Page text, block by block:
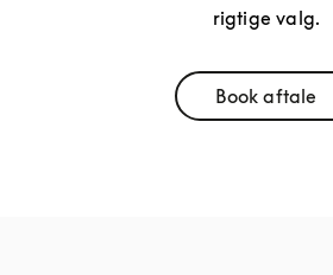
rigtige valg.
Book aftale
Link